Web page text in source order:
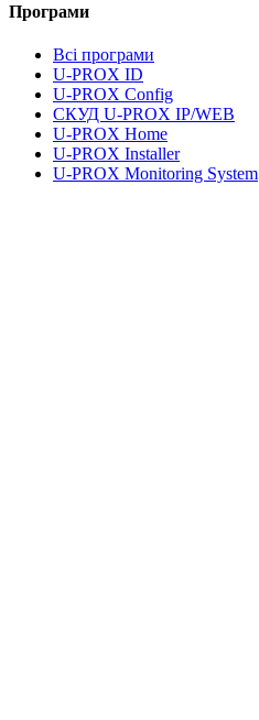
Програми
Всі програми
U-PROX ID
U-PROX Config
СКУД U-PROX IP/WEB
U-PROX Home
U-PROX Installer
U-PROX Monitoring System